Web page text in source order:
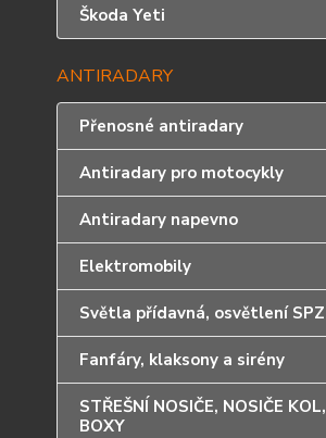
Škoda Yeti
ANTIRADARY
Přenosné antiradary
Antiradary pro motocykly
Antiradary napevno
Elektromobily
Světla přídavná, osvětlení SPZ
Fanfáry, klaksony a sirény
STŘEŠNÍ NOSIČE, NOSIČE KOL,
BOXY